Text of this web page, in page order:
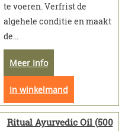
te voeren. Verfrist de
algehele conditie en maakt
de...
Meer Info
In winkelmand
Ritual Ayurvedic Oil (500